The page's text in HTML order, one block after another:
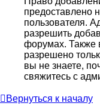
предоставлено
пользователя.
разрешить
форумах. Также
разрешено
вы не знаете,
свяжитесь с
Вернуться к началу